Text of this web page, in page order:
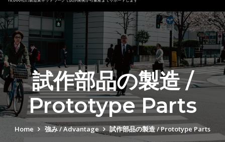
試作部品の製造 /
Prototype Parts
Home 強み / Advantage 試作部品の製造 / Prototype Parts